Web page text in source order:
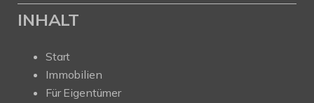
INHALT
Start
Immobilien
Für Eigentümer